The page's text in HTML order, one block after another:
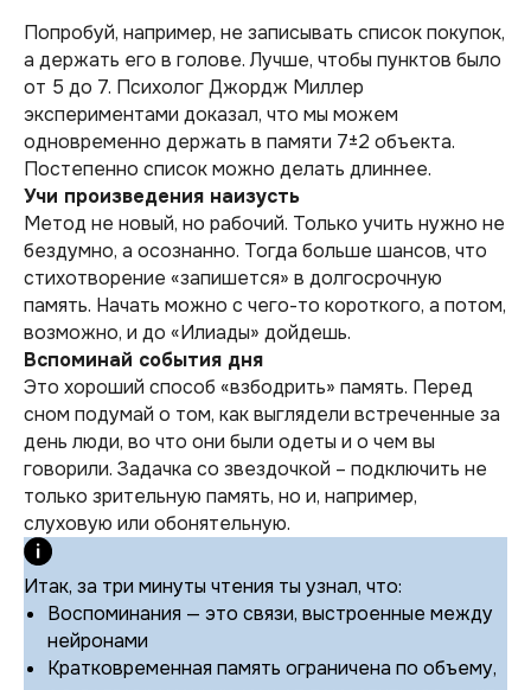
Попробуй, например, не записывать список покупок,
а держать его в голове. Лучше, чтобы пунктов было
от 5 до 7. Психолог Джордж Миллер
экспериментами доказал, что мы можем
одновременно держать в памяти 7±2 объекта.
Постепенно список можно делать длиннее.
Учи произведения наизусть
Метод не новый, но рабочий. Только учить нужно не
бездумно, а осознанно. Тогда больше шансов, что
стихотворение «запишется» в долгосрочную
память. Начать можно с чего-то короткого, а потом,
возможно, и до «Илиады» дойдешь.
Вспоминай события дня
Это хороший способ «взбодрить» память. Перед
сном подумай о том, как выглядели встреченные за
день люди, во что они были одеты и о чем вы
говорили. Задачка со звездочкой – подключить не
только зрительную память, но и, например,
слуховую или обонятельную.
Итак, за три минуты чтения ты узнал, что:
Воспоминания — это связи, выстроенные между
нейронами
Кратковременная память ограничена по объему,